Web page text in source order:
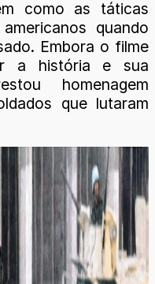
como as táticas
quando
Embora o filme
a história e sua
homenagem
que lutaram